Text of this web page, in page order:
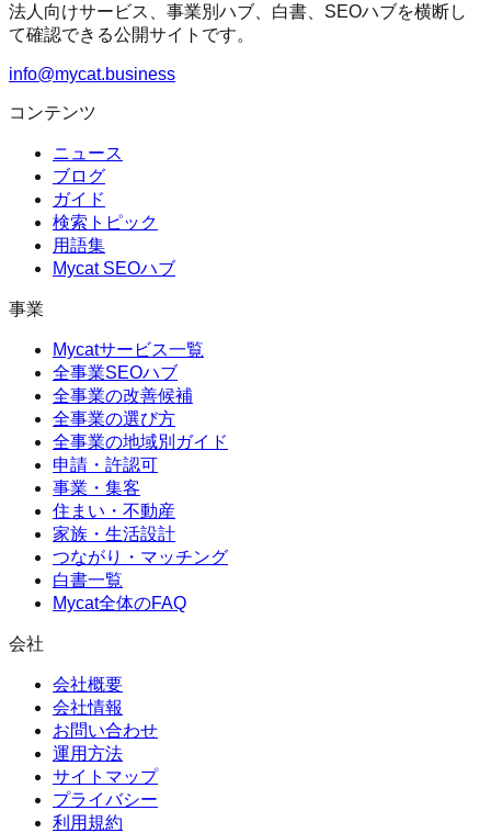
法人向けサービス、事業別ハブ、白書、SEOハブを横断し
て確認できる公開サイトです。
info@mycat.business
コンテンツ
ニュース
ブログ
ガイド
検索トピック
用語集
Mycat SEOハブ
事業
Mycatサービス一覧
全事業SEOハブ
全事業の改善候補
全事業の選び方
全事業の地域別ガイド
申請・許認可
事業・集客
住まい・不動産
家族・生活設計
つながり・マッチング
白書一覧
Mycat全体のFAQ
会社
会社概要
会社情報
お問い合わせ
運用方法
サイトマップ
プライバシー
利用規約